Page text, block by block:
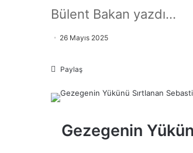
Bülent Bakan yazdı...
26 Mayıs 2025
Paylaş
Gezegenin